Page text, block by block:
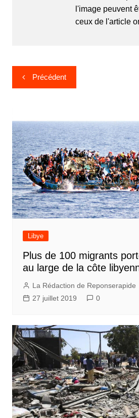
l'image peuvent
ceux de l'article
Navigation
de
Précédent
Libye
Plus de 100 migrants
au large de la côte
La Rédaction de Reponserapide
27 juillet 2019
0